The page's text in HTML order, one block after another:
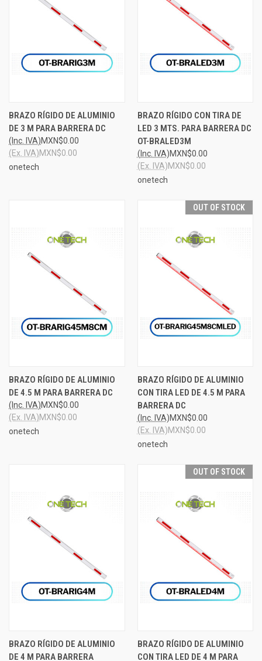
BRAZO RÍGIDO DE ALUMINIO
DE 3 M PARA BARRERA DC
MXN$0.00
(Inc. IVA)
MXN$0.00
(Ex. IVA)
onetech
BRAZO RÍGIDO CON TIRA DE
LED 3 MTS. PARA BARRERA DC
OT-BRALED3M
MXN$0.00
(Inc. IVA)
MXN$0.00
(Ex. IVA)
onetech
BRAZO RÍGIDO DE ALUMINIO
DE 4.5 M PARA BARRERA DC
MXN$0.00
(Inc. IVA)
MXN$0.00
(Ex. IVA)
onetech
OUT OF STOCK
BRAZO RÍGIDO DE ALUMINIO
CON TIRA LED DE 4.5 M PARA
BARRERA DC
MXN$0.00
(Inc. IVA)
MXN$0.00
(Ex. IVA)
onetech
BRAZO RÍGIDO DE ALUMINIO
DE 4 M PARA BARRERA
OUT OF STOCK
BRAZO RÍGIDO DE ALUMINIO
CON TIRA LED DE 4 M PARA